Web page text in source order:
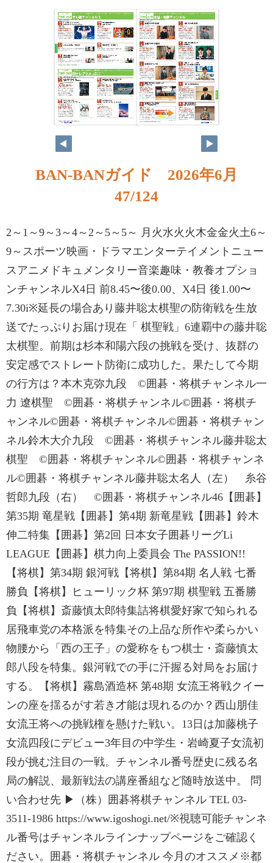
BAN-BANガイド 2026年6月
47/124
2～1～9～3～4～2～5～5～ 月火水火火木金金火土6～
9～スポーツ映画・ドラマエンターテイメントニュー
スアニメドキュメンタリー音楽趣味・教養オプショ
ンチャンネルX4日 前8.45〜後0.00、X4日 後1.00〜
7.30i※延長の場合あり藤井聡太棋聖の防衛戦を生放
送でたっぷりお届け現在「 棋聖戦」6連覇中の藤井聡
太棋聖。前期は杉本和陽六段の挑戦を受け、抜群の
安定感でストレート防衛に成功した。果たして今期
の行方は？本木克弥九段 ©囲碁・将棋チャンネル一
力 遼棋聖 ©囲碁・将棋チャンネル©囲碁・将棋チ
ャンネル©囲碁・将棋チャンネル©囲碁・将棋チャン
ネル鈴木大介九段 ©囲碁・将棋チャンネル藤井聡太
棋聖 ©囲碁・将棋チャンネル©囲碁・将棋チャンネ
ル©囲碁・将棋チャンネル藤井聡太名人（左） 糸谷
哲郎九段（右） ©囲碁・将棋チャンネル46【囲碁】
第35期 竜星戦【囲碁】第4期 新竜星戦【囲碁】鈴木
伸二特集【囲碁】第2回 日本女子囲碁リーグLi
LEAGUE【囲碁】棋力向上委員会 The PASSION!!
【将棋】第34期 銀河戦【将棋】第84期 名人戦 七番
勝負【将棋】ヒューリック杯 第97期 棋聖戦 五番勝
負【将棋】斎藤慎太郎特集詰将棋愛好家で知られる
居飛車党の本格派を特集その上品な所作や柔らかい
物腰から「西の王子」の愛称をもつ棋士・斎藤慎太
郎八段を特集。銀河戦での手に汗握る対局をお届け
する。【将棋】霧島酒造杯 第48期 女流王将戦クイー
ンの座を揺るがす若き才能は現れるのか？西山朋佳
女流王将への挑戦権を懸けた戦い。13日は加藤桃子
女流四段にデビュー3年目の中学生・岩崎夏子女流初
段が挑む注目の一戦。チャンネル番号歴史に残る名
局の解説、最新戦法の講座番組など随時放送中。 問
い合わせ先 ▶（株）囲碁将棋チャンネル TEL 03-
3511-1986 https://www.igoshogi.net/※視聴可能チャンネ
ル番号はチャンネルラインナップページをご確認く
ださい。囲碁・将棋チャンネル 今月のオススメ※都